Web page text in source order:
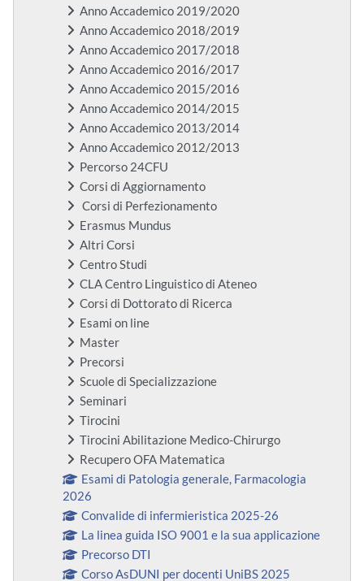
Anno Accademico 2019/2020
Anno Accademico 2018/2019
Anno Accademico 2017/2018
Anno Accademico 2016/2017
Anno Accademico 2015/2016
Anno Accademico 2014/2015
Anno Accademico 2013/2014
Anno Accademico 2012/2013
Percorso 24CFU
Corsi di Aggiornamento
Corsi di Perfezionamento
Erasmus Mundus
Altri Corsi
Centro Studi
CLA Centro Linguistico di Ateneo
Corsi di Dottorato di Ricerca
Esami on line
Master
Precorsi
Scuole di Specializzazione
Seminari
Tirocini
Tirocini Abilitazione Medico-Chirurgo
Recupero OFA Matematica
Esami di Patologia generale, Farmacologia
2026
Convalide di infermieristica 2025-26
La linea guida ISO 9001 e la sua applicazione
Precorso DTI
Corso AsDUNI per docenti UniBS 2025